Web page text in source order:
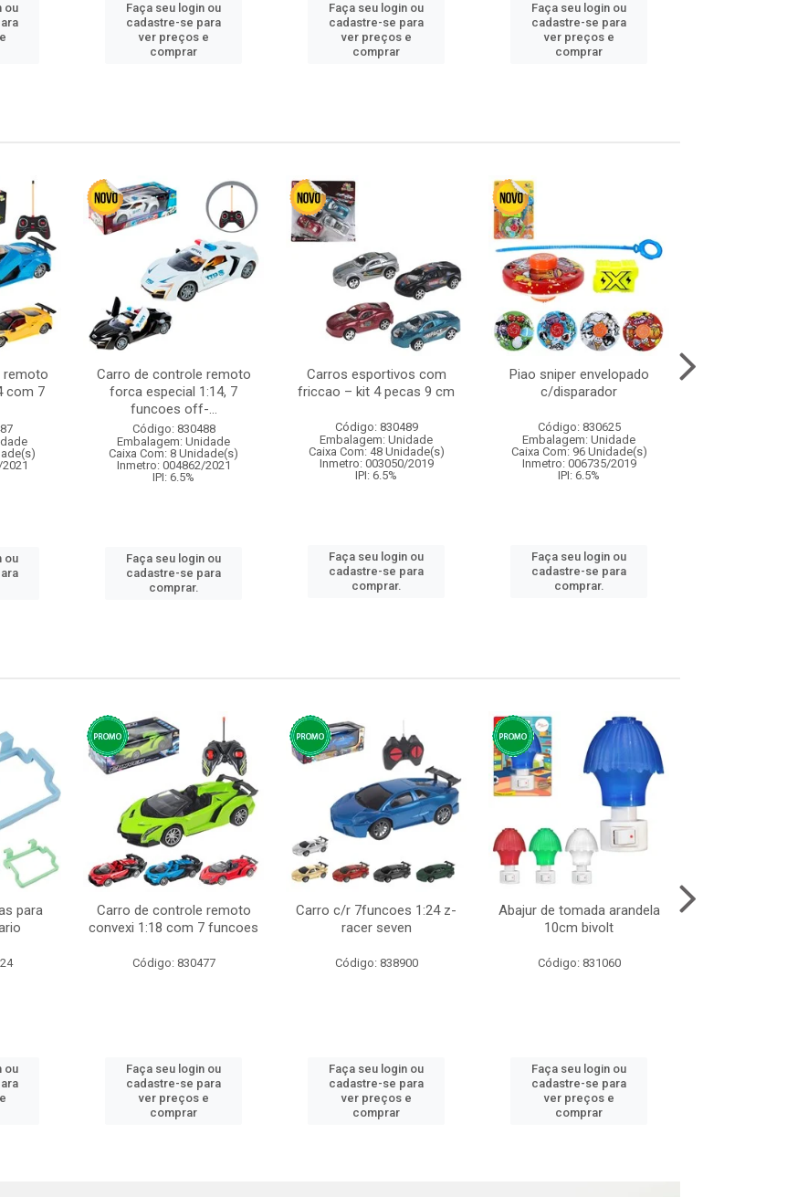
ou
Faça seu login ou
cadastre-se para
ver preços e
comprar
Faça seu login ou
cadastre-se para
ver preços e
comprar
Faça seu login ou
cadastre-se para
ver preços e
comprar
remoto
com 7
ou
Carro de controle remoto
forca especial 1:14, 7
funcoes off-...
Código: 830488
Embalagem: Unidade
Caixa Com: 8 Unidade(s)
Inmetro: 004862/2021
IPI: 6.5%
Faça seu login ou
cadastre-se para
comprar.
Carros esportivos com
friccao – kit 4 pecas 9 cm
Código: 830489
Embalagem: Unidade
Caixa Com: 48 Unidade(s)
Inmetro: 003050/2019
IPI: 6.5%
Faça seu login ou
cadastre-se para
comprar.
Piao sniper envelopado
c/disparador
Código: 830625
Embalagem: Unidade
Caixa Com: 96 Unidade(s)
Inmetro: 006735/2019
IPI: 6.5%
Faça seu login ou
cadastre-se para
comprar.
para
ou
Carro de controle remoto
convexi 1:18 com 7 funcoes
Código: 830477
Faça seu login ou
cadastre-se para
ver preços e
comprar
Carro c/r 7funcoes 1:24 z-
racer seven
Código: 838900
Faça seu login ou
cadastre-se para
ver preços e
comprar
Abajur de tomada arandela
10cm bivolt
Código: 831060
Faça seu login ou
cadastre-se para
ver preços e
comprar